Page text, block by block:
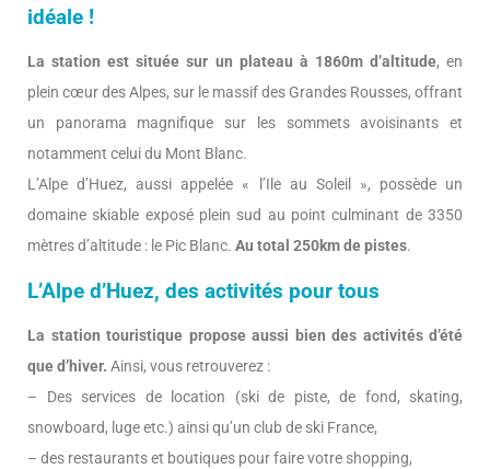
idéale !
La station est située sur un plateau à 1860m d’altitude, en
plein cœur des Alpes, sur le massif des Grandes Rousses, offrant
un panorama magnifique sur les sommets avoisinants et
notamment celui du Mont Blanc.
L’Alpe d’Huez, aussi appelée « l’Ile au Soleil », possède un
domaine skiable exposé plein sud au point culminant de 3350
mètres d’altitude : le Pic Blanc. Au total 250km de pistes.
L’Alpe d’Huez, des activités pour tous
La station touristique propose aussi bien des activités d’été
que d’hiver. Ainsi, vous retrouverez :
– Des services de location (ski de piste, de fond, skating,
snowboard, luge etc.) ainsi qu’un club de ski France,
– des restaurants et boutiques pour faire votre shopping,